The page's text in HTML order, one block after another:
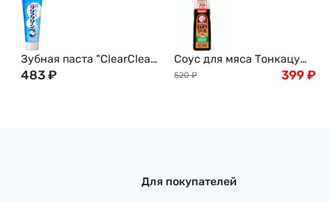
Зубная паста "ClearClean
Extra Cool" для
483₽
Соус для мяса Тонкацу
Bull-Dog, овощной,
520 ₽ 399₽
Для покупателей